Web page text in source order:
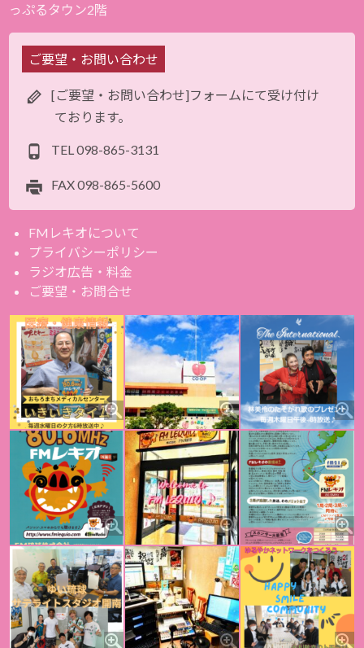
っぷるタウン2階
ご要望・お問い合わせ
[ご要望・お問い合わせ]フォームにて受け付け
ております。
TEL098-865-3131
FAX098-865-5600
FMレキオについて
プライバシーポリシー
ラジオ広告・料金
ご要望・お問合せ